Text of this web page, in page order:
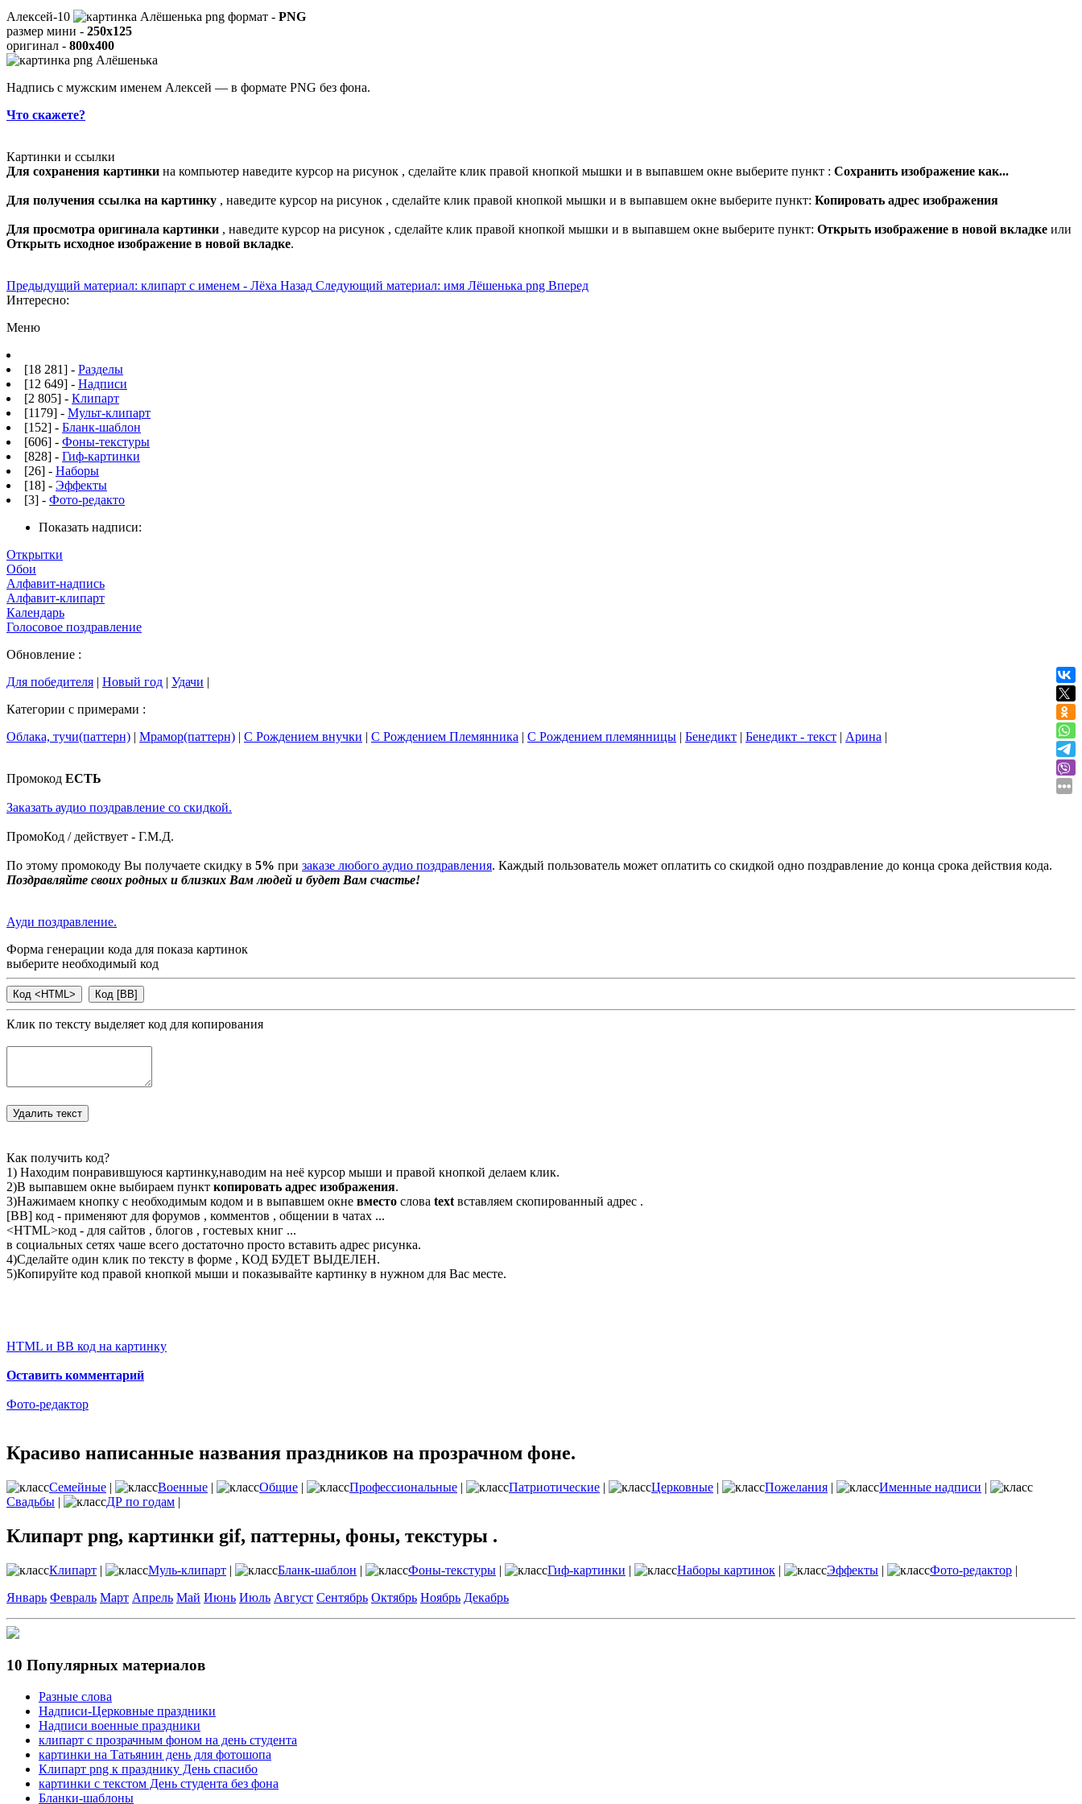
Алексей-10
формат - PNG
размер мини - 250x125
оригинал - 800x400
Надпись с мужским именем Алексей — в формате PNG без фона.
Что скажете?
Картинки и ссылки
Для сохранения картинки на компьютер наведите курсор на рисунок , сделайте клик правой кнопкой мышки и в выпавшем окне выберите пункт : Сохранить изображение как...
Для получения ссылка на картинку , наведите курсор на рисунок , сделайте клик правой кнопкой мышки и в выпавшем окне выберите пункт: Копировать адрес изображения
Для просмотра оригинала картинки , наведите курсор на рисунок , сделайте клик правой кнопкой мышки и в выпавшем окне выберите пункт: Открыть изображение в новой вкладке или
Открыть исходное изображение в новой вкладке.
Предыдущий материал: клипарт с именем - Лёха Назад Следующий материал: имя Лёшенька png Вперед
Интересно:
Меню
[18 281] - Разделы
[12 649] - Надписи
[2 805] - Клипарт
[1179] - Мульт-клипарт
[152] - Бланк-шаблон
[606] - Фоны-текстуры
[828] - Гиф-картинки
[26] - Наборы
[18] - Эффекты
[3] - Фото-редакто
Показать надписи:
Открытки
Обои
Алфавит-надпись
Алфавит-клипарт
Календарь
Голосовое поздравление
Обновление :
Для победителя | Новый год | Удачи |
Категории с примерами :
Облака, тучи(паттерн) | Мрамор(паттерн) | С Рождением внучки | С Рождением Племянника | С Рождением племянницы | Бенедикт | Бенедикт - текст | Арина |
Промокод ЕСТЬ
Заказать аудио поздравление со скидкой.
ПромоКод / действует - Г.М.Д.
По этому промокоду Вы получаете скидку в 5% при заказе любого аудио поздравления. Каждый пользователь может оплатить со скидкой одно поздравление до конца срока действия кода.
Поздравляйте своих родных и близких Вам людей и будет Вам счастье!
Ауди поздравление.
Форма генерации кода для показа картинок
выберите необходимый код
Клик по тексту выделяет код для копирования
Как получить код?
1) Находим понравившуюся картинку,наводим на неё курсор мыши и правой кнопкой делаем клик.
2)В выпавшем окне выбираем пункт копировать адрес изображения.
3)Нажимаем кнопку с необходимым кодом и в выпавшем окне вместо слова text вставляем скопированный адрес .
[BB] код - применяют для форумов , комментов , общении в чатах ...
<HTML>код - для сайтов , блогов , гостевых книг ...
в социальных сетях чаше всего достаточно просто вставить адрес рисунка.
4)Сделайте один клик по тексту в форме , КОД БУДЕТ ВЫДЕЛЕН.
5)Копируйте код правой кнопкой мыши и показывайте картинку в нужном для Вас месте.
HTML и BB код на картинку
Оставить комментарий
Фото-редактор
Красиво написанные названия праздников на прозрачном фоне.
Семейные | Военные | Общие | Профессиональные | Патриотические | Церковные | Пожелания | Именные надписи |
Свадьбы | ДР по годам |
Клипарт png, картинки gif, паттерны, фоны, текстуры .
Клипарт | Муль-клипарт | Бланк-шаблон | Фоны-текстуры | Гиф-картинки | Наборы картинок | Эффекты | Фото-редактор |
Январь Февраль Март Апрель Май Июнь Июль Август Сентябрь Октябрь Ноябрь Декабрь
10 Популярных материалов
Разные слова
Надписи-Церковные праздники
Надписи военные праздники
клипарт с прозрачным фоном на день студента
картинки на Татьянин день для фотошопа
Клипарт png к празднику День спасибо
картинки с текстом День студента без фона
Бланки-шаблоны